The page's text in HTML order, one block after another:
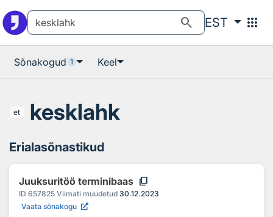
search EST apps
Sõnakogud 1 Keel
et kesklahk
Erialasõnastikud
Juuksuritöö terminibaas content_copy
ID 657825 Viimati muudetud 30.12.2023
Vaata sõnakogu